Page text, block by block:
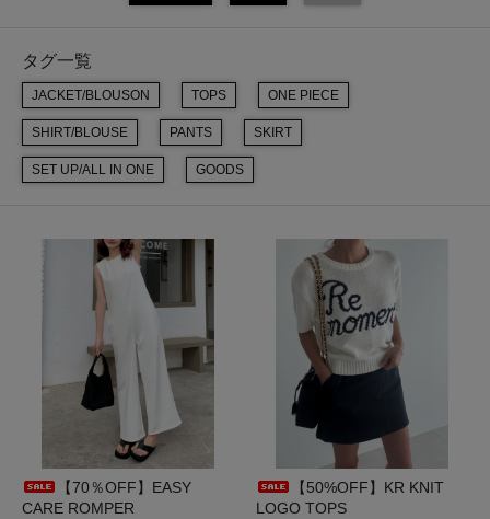
タグ一覧
JACKET/BLOUSON TOPS ONE PIECE
SHIRT/BLOUSE PANTS SKIRT
SET UP/ALL IN ONE GOODS
【70％OFF】EASY
CARE ROMPER
【50%OFF】KR KNIT
LOGO TOPS